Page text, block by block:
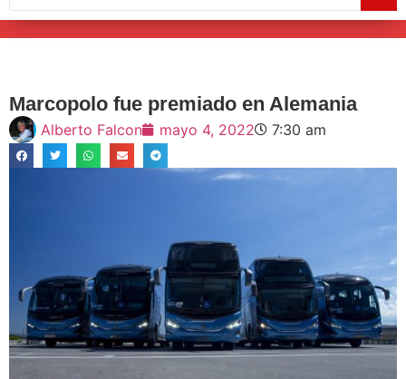
Marcopolo fue premiado en Alemania
Alberto Falcon mayo 4, 2022 7:30 am